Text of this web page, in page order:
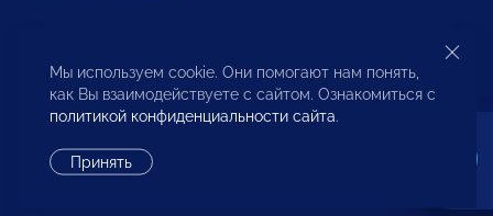
Бюро по защите прав предпринимателей и
инвесторов
Мы используем cookie. Они помогают нам понять,
как Вы взаимодействуете с сайтом. Ознакомиться с
политикой конфиденциальности сайта.
Принять